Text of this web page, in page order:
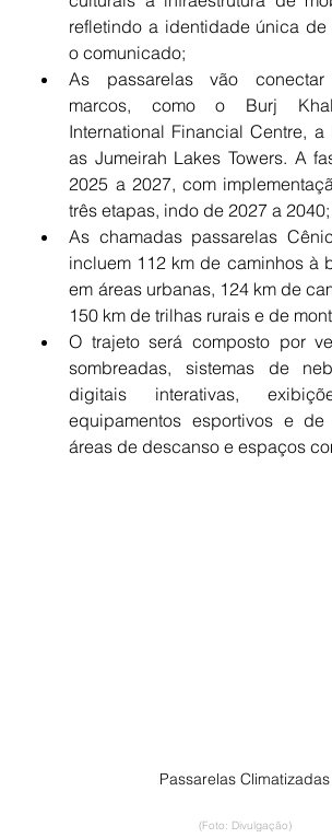
refletindo a identidade única de
o comunicado;
As passarelas vão
marcos, como o Burj
International Financial Centre,
as Jumeirah Lakes Towers. A
2025 a 2027, com
três etapas, indo de 2027 a 2040;
As chamadas passarelas
incluem 112 km de caminhos à
em áreas urbanas, 124 km de
150 km de trilhas rurais e de
O trajeto será composto por
sombreadas, sistemas de
digitais interativas,
equipamentos esportivos e de
áreas de descanso e espaços
Passarelas Climatizadas
(Foto: Divulgação)